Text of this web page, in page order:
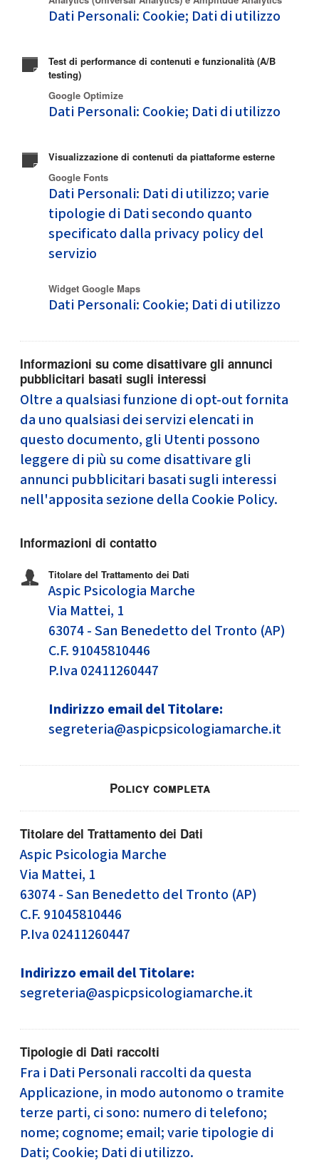
Dati Personali: Cookie; Dati di utilizzo
Test di performance di contenuti e funzionalità (A/B
testing)
Google Optimize
Dati Personali: Cookie; Dati di utilizzo
Visualizzazione di contenuti da piattaforme esterne
Google Fonts
Dati Personali: Dati di utilizzo; varie
tipologie di Dati secondo quanto
specificato dalla privacy policy del
servizio
Widget Google Maps
Dati Personali: Cookie; Dati di utilizzo
Informazioni su come disattivare gli annunci
pubblicitari basati sugli interessi
Oltre a qualsiasi funzione di opt-out fornita
da uno qualsiasi dei servizi elencati in
questo documento, gli Utenti possono
leggere di più su come disattivare gli
annunci pubblicitari basati sugli interessi
nell'apposita sezione della Cookie Policy.
Informazioni di contatto
Titolare del Trattamento dei Dati
Aspic Psicologia Marche
Via Mattei, 1
63074 - San Benedetto del Tronto (AP)
C.F. 91045810446
P.Iva 02411260447
Indirizzo email del Titolare:
segreteria@aspicpsicologiamarche.it
Policy completa
Titolare del Trattamento dei Dati
Aspic Psicologia Marche
Via Mattei, 1
63074 - San Benedetto del Tronto (AP)
C.F. 91045810446
P.Iva 02411260447
Indirizzo email del Titolare:
segreteria@aspicpsicologiamarche.it
Tipologie di Dati raccolti
Fra i Dati Personali raccolti da questa
Applicazione, in modo autonomo o tramite
terze parti, ci sono: numero di telefono;
nome; cognome; email; varie tipologie di
Dati; Cookie; Dati di utilizzo.